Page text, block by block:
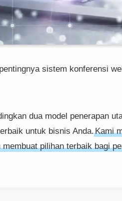
sistem konferensi
dua model penerapan
untuk bisnis Anda.Kami
pilihan terbaik bagi